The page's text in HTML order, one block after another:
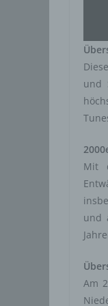
und
Mit
und
Am